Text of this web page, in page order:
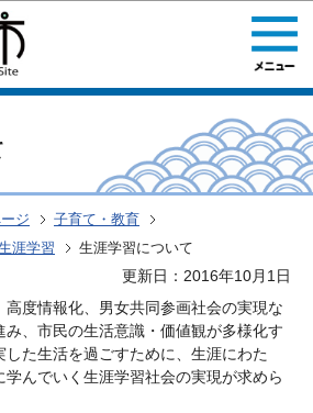
ページの本文へ移動
ジ
子育て・教育
涯学習 生涯学習について
更新日：2016年10月1日
高度情報化、男女共同参画社会の実現な
み、市民の生活意識・価値観が多様化す
した生活を過ごすために、生涯にわた
学んでいく生涯学習社会の実現が求めら